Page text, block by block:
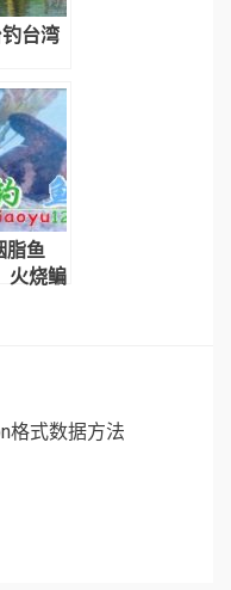
台湾
脂鱼
火烧鳊
格式数据方法